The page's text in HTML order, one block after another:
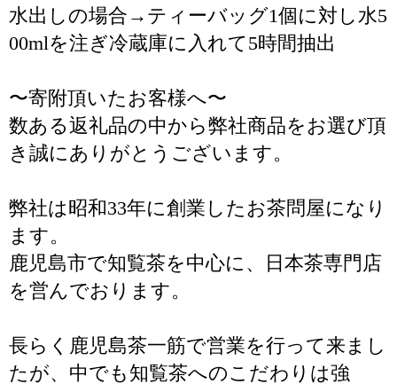
水出しの場合→ティーバッグ1個に対し水5
00mlを注ぎ冷蔵庫に入れて5時間抽出
〜寄附頂いたお客様へ〜
数ある返礼品の中から弊社商品をお選び頂
き誠にありがとうございます。
弊社は昭和33年に創業したお茶問屋になり
ます。
鹿児島市で知覧茶を中心に、日本茶専門店
を営んでおります。
長らく鹿児島茶一筋で営業を行って来まし
たが、中でも知覧茶へのこだわりは強